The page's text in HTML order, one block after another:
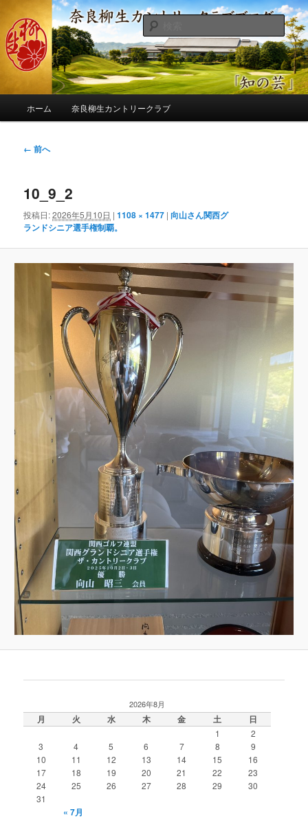
ン
コ
ン
へ
奈良柳生カントリークラブ総支配人
ブログ
季節の話題、クラブの出来事、コースの改修・更新作業、ゴルフに関する随
筆、喜怒哀楽などを気まぐれに発信します。
検
索
ホーム 奈良柳生カントリークラブ
画
ビ
ー
シ
ョ
ン
← 前へ
10_9_2
投稿日:2026年5月10日 |1108 × 1477 |向山さん関西グ
ランドシニア選手権制覇。
2026年8月
月 火 水 木 金 土 日
1
2
3
4 5 6 7 8
9
10
11 12 13 14 15
16
17
18 19 20 21 22
23
24
25 26 27 28 29
30
31
« 7月